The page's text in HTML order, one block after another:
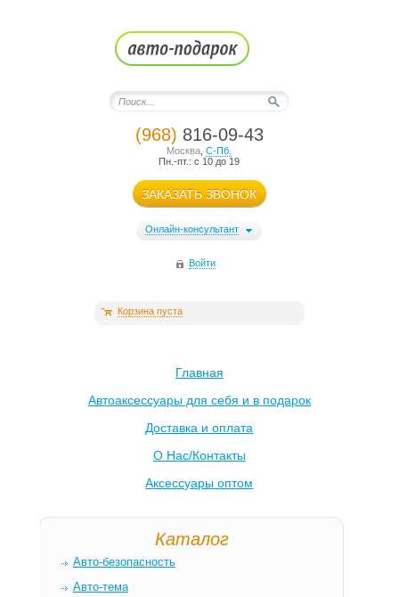
(968) 816-09-43
Москва ,С-Пб.
Пн.-пт.: с 10 до 19
ЗАКАЗАТЬ ЗВОНОК
Онлайн-консультант
Войти
Корзина пуста
Главная
Автоаксессуары для себя и в подарок
Доставка и оплата
О Нас/Контакты
Аксессуары оптом
Каталог
Авто-безопасность
Авто-тема